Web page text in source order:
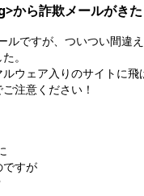
ら詐欺メールがきた
ルですが、ついつい間違
。
ウェア入りのサイトに飛
注意ください！
ですが